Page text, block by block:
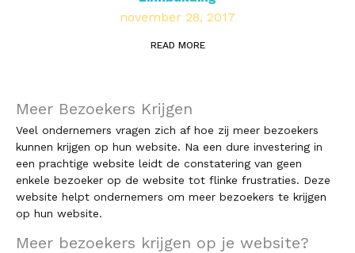
november 28, 2017
READ MORE
Meer Bezoekers Krijgen
Veel ondernemers vragen zich af hoe zij meer bezoekers
kunnen krijgen op hun website. Na een dure investering in
een prachtige website leidt de constatering van geen
enkele bezoeker op de website tot flinke frustraties. Deze
website helpt ondernemers om meer bezoekers te krijgen
op hun website.
Meer bezoekers krijgen op je website?